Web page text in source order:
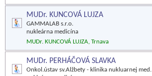
MUDr. KUNCOVÁ LUJZA
GAMMALAB s.r.o.
nukleárna medicína
MUDr. KUNCOVÁ LUJZA, Trnava
MUDr. PERHÁČOVÁ SLAVKA
Onkol.ústav sv.Alžbety - klinika nukluarnej med.